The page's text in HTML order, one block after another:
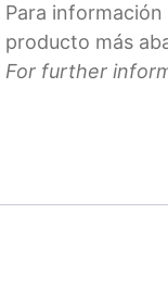
Para
producto más
For further